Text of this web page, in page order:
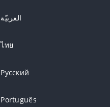
العربيّة
ไทย
Русский
Português